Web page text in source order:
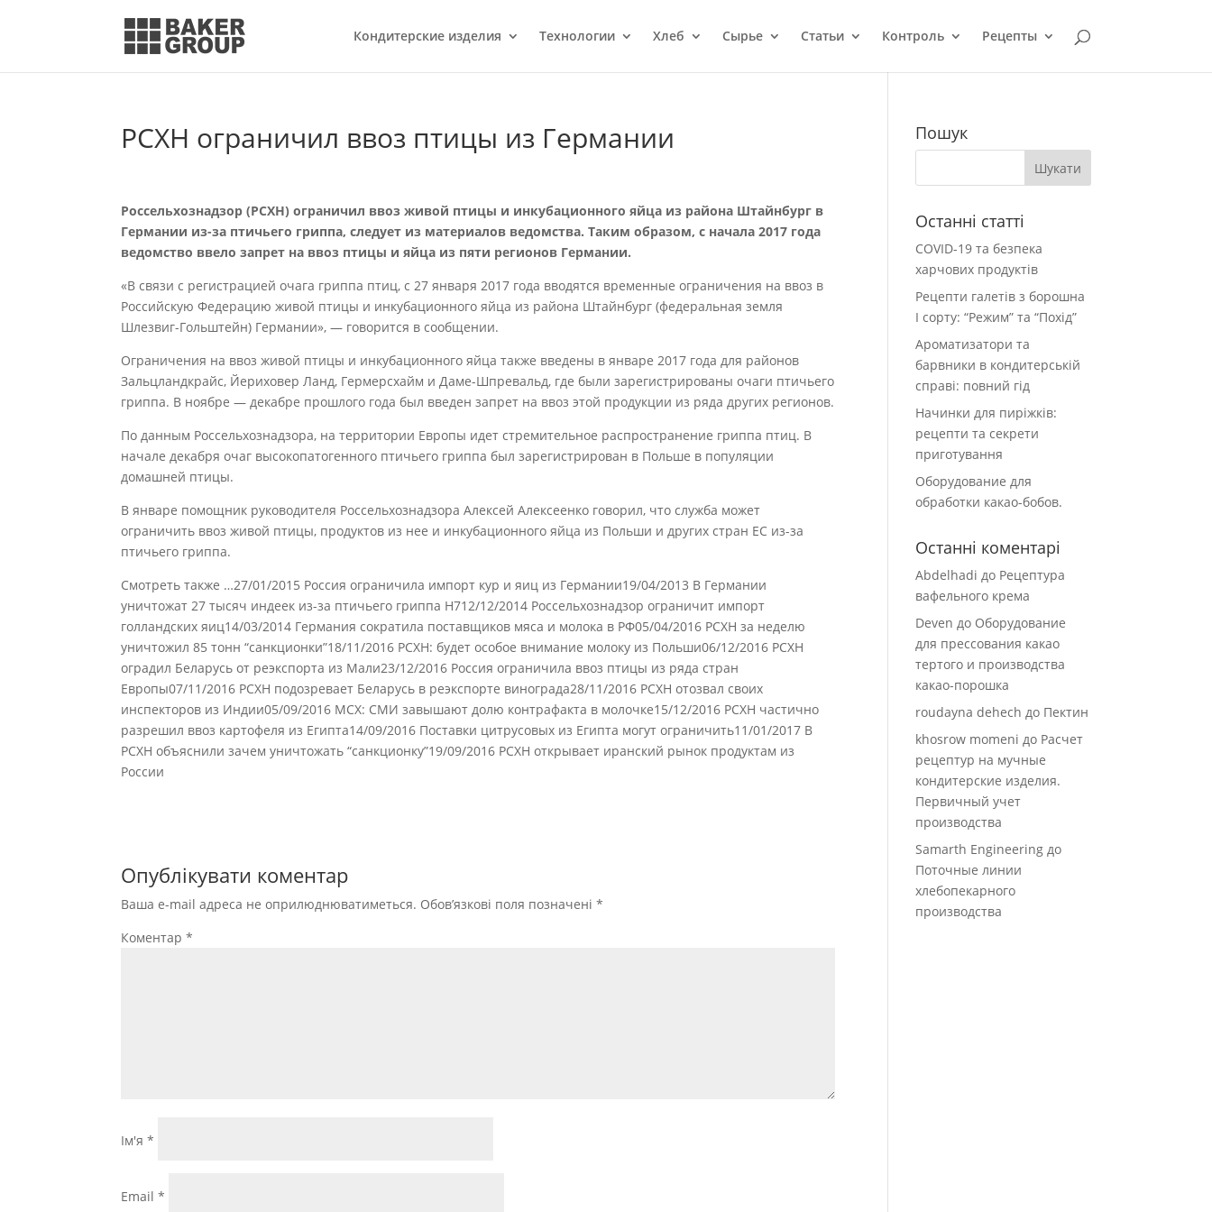
Кондитерcкие изделия Технологии Хлеб Сырье Статьи Контроль Рецепты
РСХН ограничил ввоз птицы из Германии
Россельхознадзор (РСХН) ограничил ввоз живой птицы и инкубационного яйца из района Штайнбург в
Германии из-за птичьего гриппа, следует из материалов ведомства. Таким образом, с начала 2017 года
ведомство ввело запрет на ввоз птицы и яйца из пяти регионов Германии.
«В связи с регистрацией очага гриппа птиц, с 27 января 2017 года вводятся временные ограничения на ввоз в
Российскую Федерацию живой птицы и инкубационного яйца из района Штайнбург (федеральная земля
Шлезвиг-Гольштейн) Германии», — говорится в сообщении.
Ограничения на ввоз живой птицы и инкубационного яйца также введены в январе 2017 года для районов
Зальцландкрайс, Йериховер Ланд, Гермерсхайм и Даме-Шпревальд, где были зарегистрированы очаги птичьего
гриппа. В ноябре — декабре прошлого года был введен запрет на ввоз этой продукции из ряда других регионов.
По данным Россельхознадзора, на территории Европы идет стремительное распространение гриппа птиц. В
начале декабря очаг высокопатогенного птичьего гриппа был зарегистрирован в Польше в популяции
домашней птицы.
В январе помощник руководителя Россельхознадзора Алексей Алексеенко говорил, что служба может
ограничить ввоз живой птицы, продуктов из нее и инкубационного яйца из Польши и других стран ЕС из-за
птичьего гриппа.
Смотреть также …27/01/2015 Россия ограничила импорт кур и яиц из Германии19/04/2013 В Германии
уничтожат 27 тысяч индеек из-за птичьего гриппа H712/12/2014 Россельхознадзор ограничит импорт
голландских яиц14/03/2014 Германия сократила поставщиков мяса и молока в РФ05/04/2016 РСХН за неделю
уничтожил 85 тонн “санкционки”18/11/2016 РСХН: будет особое внимание молоку из Польши06/12/2016 РСХН
оградил Беларусь от реэкспорта из Мали23/12/2016 Россия ограничила ввоз птицы из ряда стран
Европы07/11/2016 РСХН подозревает Беларусь в реэкспорте винограда28/11/2016 РСХН отозвал своих
инспекторов из Индии05/09/2016 МСХ: СМИ завышают долю контрафакта в молочке15/12/2016 РСХН частично
разрешил ввоз картофеля из Египта14/09/2016 Поставки цитрусовых из Египта могут ограничить11/01/2017 В
РСХН объяснили зачем уничтожать “санкционку”19/09/2016 РСХН открывает иранский рынок продуктам из
России
Опублікувати коментар
Ваша e-mail адреса не оприлюднюватиметься. Обов’язкові поля позначені*
Коментар*
Ім'я*
Email*
Пошук
Останні статті
COVID-19 та безпека
харчових продуктів
Рецепти галетів з борошна
І сорту: “Режим” та “Похід”
Ароматизатори та
барвники в кондитерській
справі: повний гід
Начинки для пиріжків:
рецепти та секрети
приготування
Оборудование для
обработки какао-бобов.
Останні коментарі
Abdelhadi до Рецептура
вафельного крема
Deven до Оборудование
для прессования какао
тертого и производства
какао-порошка
roudayna dehech до Пектин
khosrow momeni до Расчет
рецептур на мучные
кондитерские изделия.
Первичный учет
производства
Samarth Engineering до
Поточные линии
хлебопекарного
производства